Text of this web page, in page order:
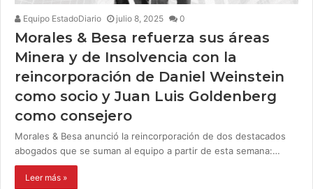
Equipo EstadoDiario julio 8, 2025 0
Morales & Besa refuerza sus áreas
Minera y de Insolvencia con la
reincorporación de Daniel Weinstein
como socio y Juan Luis Goldenberg
como consejero
Morales & Besa anunció la reincorporación de dos destacados
abogados que se suman al equipo a partir de esta semana:…
Leer más »